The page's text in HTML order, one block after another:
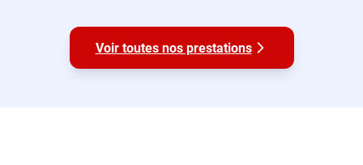
Voir toutes nos prestations